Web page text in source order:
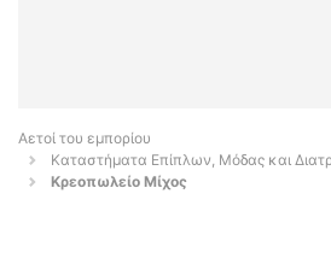
Αετοί του εμπορίου
Καταστήματα Επίπλων, Μόδας και
Κρεοπωλείο Μίχος